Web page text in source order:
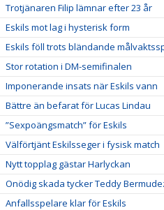
Trotjänaren Filip lämnar efter 23 år
Eskils mot lag i hysterisk form
Eskils föll trots bländande
Stor rotation i DM-semifinalen
Imponerande insats när Eskils vann
Bättre än befarat för Lucas Lindau
”Sexpoängsmatch” för Eskils
Välförtjänt Eskilsseger i fysisk match
Nytt topplag gästar Harlyckan
Onödig skada tycker Teddy
Anfallsspelare klar för Eskils